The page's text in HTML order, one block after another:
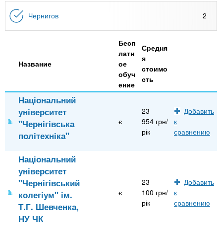
n
t
s
.
i
n
o
а
е
и
Онлайн курсы
За рубежом
Чернигов 2
Название
Бесп
латн
ое
обуч
ение
Средня
я
стоимо
сть
Національний
університет
"Чернігівська
політехніка"
є
23
954 грн/
рік
Добавить
к
сравнению
Національний
університет
"Чернігівський
колегіум" ім.
Т.Г. Шевченка,
НУ ЧК
є
23
100 грн/
рік
Добавить
к
сравнению